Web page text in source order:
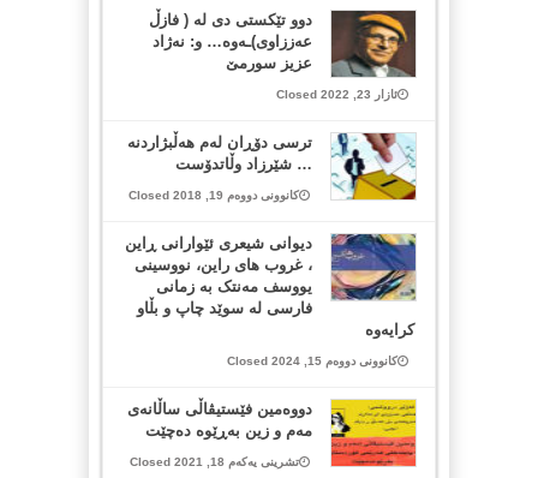
دوو تێكستی دی له ( فازڵ
عه‌ززاوی)ـه‌وه… و: نه‌ژاد
عزیز سورمێ
ئازار 23, 2022 Closed
ترسی دۆڕان لەم هەڵبژاردنە
… شێرزاد وڵاتدۆست
کانوونی دووەم 19, 2018 Closed
دیوانی شیعری ئێوارانی ڕاین
، غروب های راین، نووسینی
یووسف مەنتک بە زمانی
فارسی لە سوێد چاپ و بڵاو
کرایەوە
کانوونی دووەم 15, 2024 Closed
دووەمین فێستیڤاڵی ساڵانەی
مەم و زین بەڕێوە دەچێت
تشرینی یەکەم 18, 2021 Closed